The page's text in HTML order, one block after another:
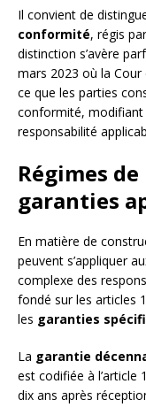
Il convient de
conformité, régis
distinction s’avère
mars 2023 où la
ce que les parties
conformité, modifiant
responsabilité
Régimes
garanties
En matière de
peuvent s’appliquer
complexe des
fondé sur les articles
les garanties
La garantie
est codifiée à l’article
dix ans après